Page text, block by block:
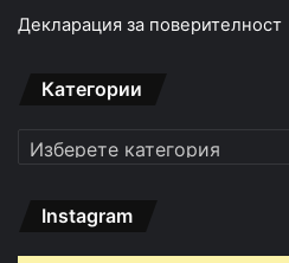
Декларация за поверителност
Категории
Категории
Instagram